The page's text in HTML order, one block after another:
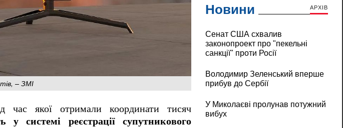
– ЗМІ
час якої отримали координати тисяч
у системі реєстрації супутникового
Новини АРХІВ
Сенат США схвалив
законопроект про "пекельні
санкції" проти Росії
Володимир Зеленський вперше
прибув до Сербії
У Миколаєві пролунав потужний
вибух